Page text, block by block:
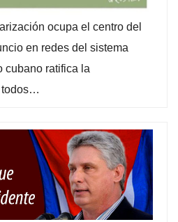
ocupa el centro del
en redes del sistema
cubano ratifica la
todos…